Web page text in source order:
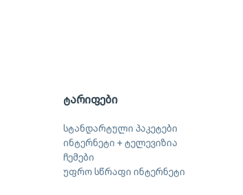
ტარიფები
სტანდარტული პაკეტები
ინტერნეტი + ტელევიზია
ჩემები
უფრო სწრაფი ინტერნეტი